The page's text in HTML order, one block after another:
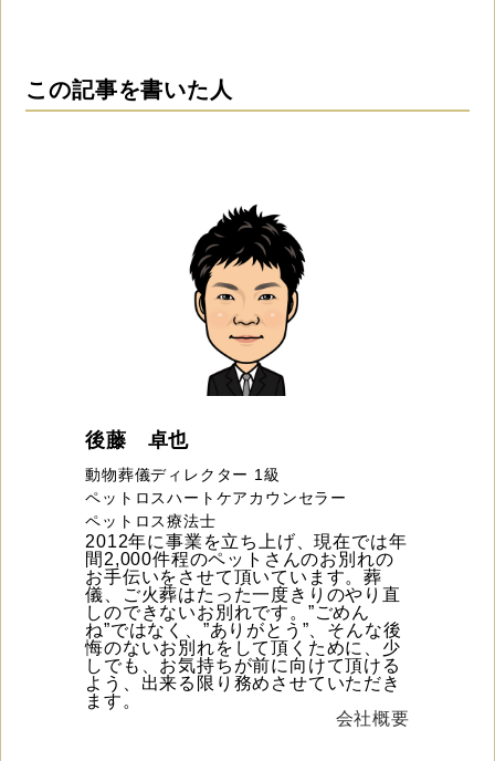
この記事を書いた人
後藤 卓也
動物葬儀ディレクター 1級
ペットロスハートケアカウンセラー
ペットロス療法士
2012年に事業を立ち上げ、現在では年
間2,000件程のペットさんのお別れの
お手伝いをさせて頂いています。葬
儀、ご火葬はたった一度きりのやり直
しのできないお別れです。”ごめん
ね”ではなく、”ありがとう”、そんな後
悔のないお別れをして頂くために、少
しでも、お気持ちが前に向けて頂ける
よう、出来る限り務めさせていただき
ます。
会社概要